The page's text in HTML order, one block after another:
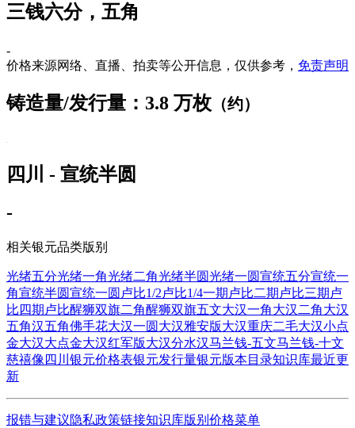
三钱六分，五角
-
价格来源网络、直播、拍卖等公开信息，仅供参考， 免责声明
铸造量/发行量：3.8 万枚 （约）
四川 - 宣统半圆
-
相关银元品类版别
光绪五分光绪一角光绪二角光绪半圆光绪一圆宣统五分宣统一
角宣统半圆宣统一圆 卢比1/2卢比1/4一期卢比二期卢比三期卢
比 四期卢比醒狮双旗二角醒狮双旗五文大汉一角大汉二角大汉
五角汉五角佛手花大汉一圆 大汉雅安版大汉重庆二毛大汉小点
金大汉大点金大汉红军版大汉分水汉马兰钱-五文马兰钱-十文
慈禧像四川 银元价格表银元发行量银元版本目录知识库最近更
新
报错与建议隐私政策链接知识库版别 价格菜单